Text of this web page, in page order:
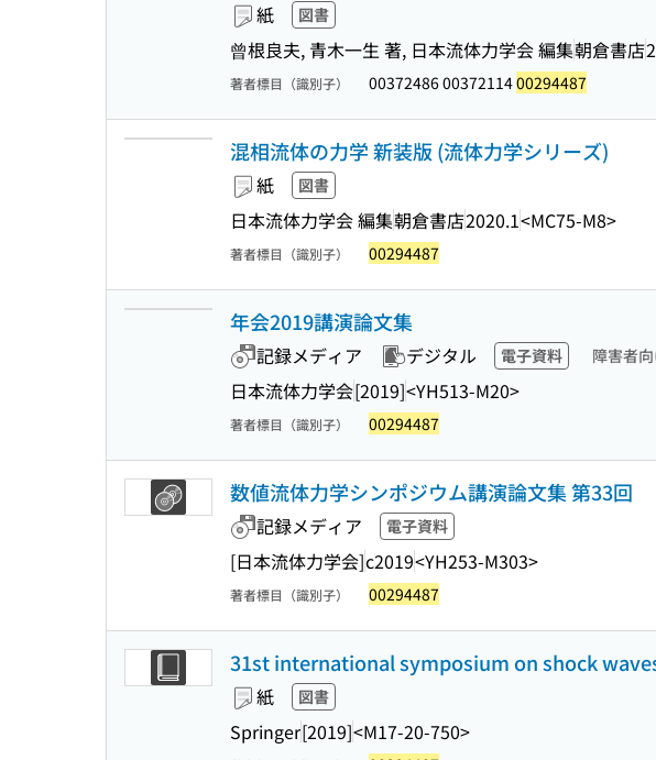
紙 図書
曾根良夫, 青木一生 著, 日本流体力学会 編集朝倉書店
著者標目（識別子） 00372486 0037211400294487
混相流体の力学 新装版 (流体力学シリーズ)
紙 図書
日本流体力学会 編集朝倉書店2020.1<MC75-M8>
著者標目（識別子） 00294487
年会2019講演論文集
記録メディア デジタル 電子資料 障害者
日本流体力学会[2019]<YH513-M20>
著者標目（識別子） 00294487
数値流体力学シンポジウム講演論文集 第33回
記録メディア 電子資料
[日本流体力学会]c2019<YH253-M303>
著者標目（識別子） 00294487
31st international symposium on shock
紙 図書
Springer[2019]<M17-20-750>